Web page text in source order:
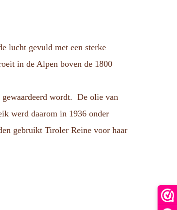
lucht gevuld met een sterke
in de Alpen boven de 1800
gewaardeerd wordt. De olie van
werd daarom in 1936 onder
gebruikt Tiroler Reine voor haar